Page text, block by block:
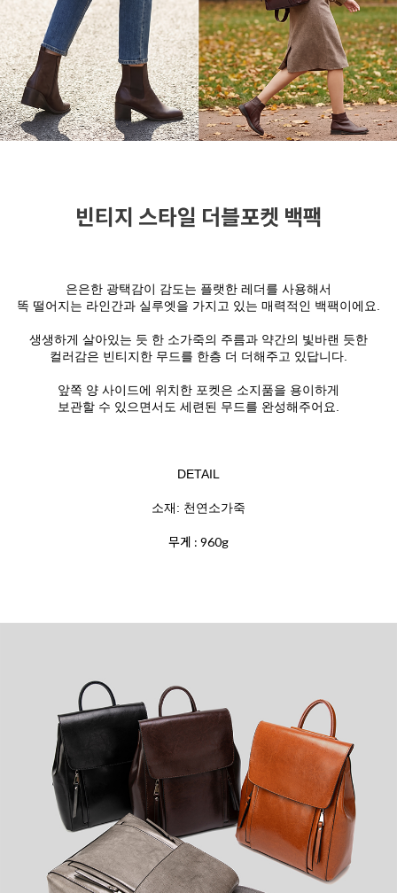
빈티지 스타일 더블포켓 백팩
은은한 광택감이 감도는 플랫한 레더를 사용해서
똑 떨어지는 라인간과 실루엣을 가지고 있는 매력적인 백팩이에요.
생생하게 살아있는 듯 한 소가죽의 주름과 약간의 빛바랜 듯한
컬러감은 빈티지한 무드를 한층 더 더해주고 있답니다.
앞쪽 양 사이드에 위치한 포켓은 소지품을 용이하게
보관할 수 있으면서도 세련된 무드를 완성해주어요.
DETAIL
소재: 천연소가죽
무게 : 960g